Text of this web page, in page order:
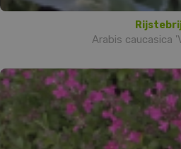
Arabis caucasica